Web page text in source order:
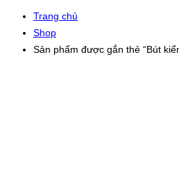
Trang chủ
Shop
Sản phẩm được gắn thẻ “Bút